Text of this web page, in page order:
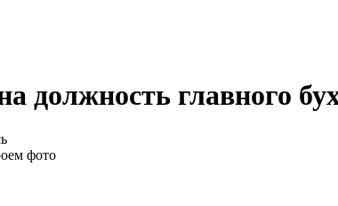
должность главного
фото